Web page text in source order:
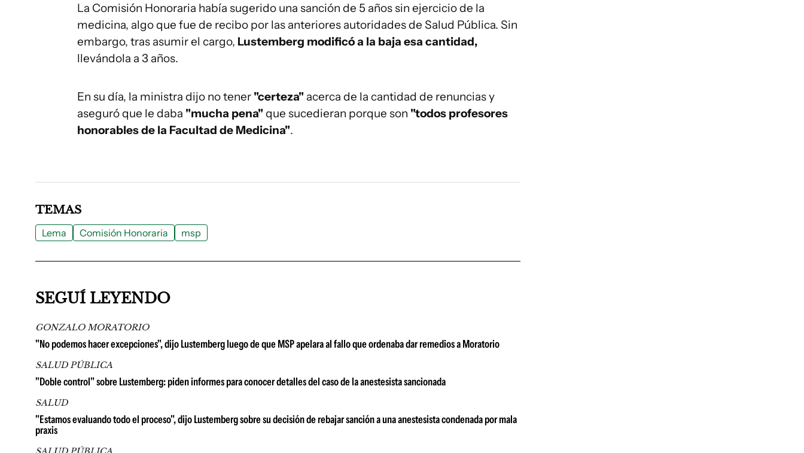
La Comisión Honoraria había sugerido una sanción de 5 años sin ejercicio de la
medicina, algo que fue de recibo por las anteriores autoridades de Salud Pública. Sin
embargo, tras asumir el cargo, Lustemberg modificó a la baja esa cantidad,
llevándola a 3 años.
En su día, la ministra dijo no tener "certeza" acerca de la cantidad de renuncias y
aseguró que le daba "mucha pena"que sucedieran porque son "todos profesores
honorables de la Facultad de Medicina".
TEMAS
Lema Comisión Honoraria msp
SEGUÍ LEYENDO
GONZALO MORATORIO
"No podemos hacer excepciones", dijo Lustemberg luego de que MSP apelara al fallo que ordenaba dar remedios a Moratorio
SALUD PÚBLICA
"Doble control" sobre Lustemberg: piden informes para conocer detalles del caso de la anestesista sancionada
SALUD
"Estamos evaluando todo el proceso", dijo Lustemberg sobre su decisión de rebajar sanción a una anestesista condenada por mala
praxis